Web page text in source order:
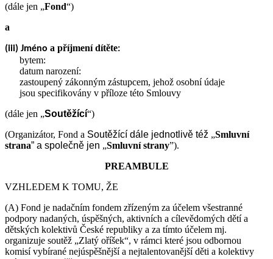
(dále jen „Fond“)
a
(iii) Jméno a příjmení dítěte:
bytem:
datum narození:
zastoupený zákonným zástupcem, jehož osobní údaje
jsou specifikovány v příloze této Smlouvy
(dále jen „Soutěžící“)
(Organizátor, Fond a Soutěžící dále jednotlivě též „Smluvní
strana” a společně jen „Smluvní strany”).
PREAMBULE
VZHLEDEM K TOMU, ŽE
(A) Fond je nadačním fondem zřízeným za účelem všestranné
podpory nadaných, úspěšných, aktivních a cílevědomých dětí a
dětských kolektivů České republiky a za tímto účelem mj.
organizuje soutěž „Zlatý oříšek“, v rámci které jsou odbornou
komisí vybírané nejúspěšnější a nejtalentovanější děti a kolektivy